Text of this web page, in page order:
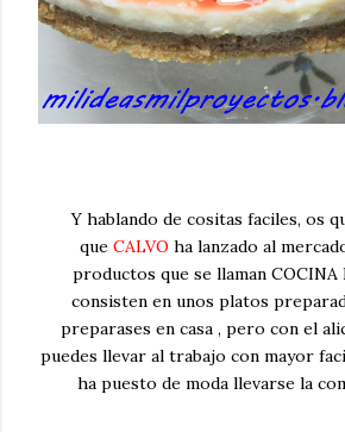
Y hablando de cositas faciles, os
que CALVO ha lanzado al
productos que se llaman COCINA
consisten en unos platos
preparases en casa , pero con el
puedes llevar al trabajo con mayor
ha puesto de moda llevarse la